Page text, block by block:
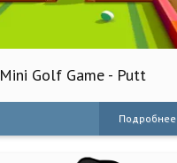
Mini Golf Game - Putt
Подробнее